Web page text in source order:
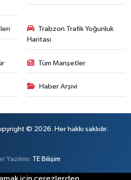
Trabzon Trafik Yoğunluk
Haritası
Tüm Manşetler
Haber Arşivi
© 2026. Her hakkı saklıdır.
Yazılımı: TE Bilişim